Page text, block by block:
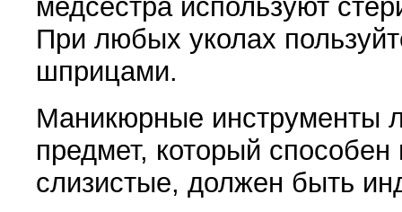
медсестра используют
При любых уколах
шприцами.
Маникюрные инструменты
предмет, который
слизистые, должен быть